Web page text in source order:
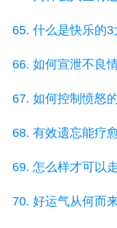
65. 什么是快乐的3
66. 如何宣泄不良
67. 如何控制愤怒
68. 有效遗忘能疗
69. 怎么样才可以
70. 好运气从何而